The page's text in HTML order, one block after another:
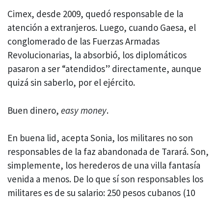
Cimex, desde 2009, quedó responsable de la
atención a extranjeros. Luego, cuando Gaesa, el
conglomerado de las Fuerzas Armadas
Revolucionarias, la absorbió, los diplomáticos
pasaron a ser “atendidos” directamente, aunque
quizá sin saberlo, por el ejército.
Buen dinero, easy money.
En buena lid, acepta Sonia, los militares no son
responsables de la faz abandonada de Tarará. Son,
simplemente, los herederos de una villa fantasía
venida a menos. De lo que sí son responsables los
militares es de su salario: 250 pesos cubanos (10